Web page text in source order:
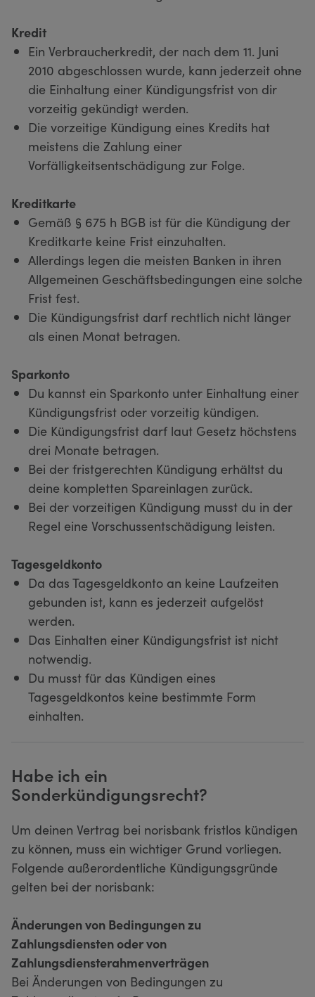
Kredit
Ein Verbraucherkredit, der nach dem 11. Juni
2010 abgeschlossen wurde, kann jederzeit ohne
die Einhaltung einer Kündigungsfrist von dir
vorzeitig gekündigt werden.
Die vorzeitige Kündigung eines Kredits hat
meistens die Zahlung einer
Vorfälligkeitsentschädigung zur Folge.
Kreditkarte
Gemäß § 675 h BGB ist für die Kündigung der
Kreditkarte keine Frist einzuhalten.
Allerdings legen die meisten Banken in ihren
Allgemeinen Geschäftsbedingungen eine solche
Frist fest.
Die Kündigungsfrist darf rechtlich nicht länger
als einen Monat betragen.
Sparkonto
Du kannst ein Sparkonto unter Einhaltung einer
Kündigungsfrist oder vorzeitig kündigen.
Die Kündigungsfrist darf laut Gesetz höchstens
drei Monate betragen.
Bei der fristgerechten Kündigung erhältst du
deine kompletten Spareinlagen zurück.
Bei der vorzeitigen Kündigung musst du in der
Regel eine Vorschussentschädigung leisten.
Tagesgeldkonto
Da das Tagesgeldkonto an keine Laufzeiten
gebunden ist, kann es jederzeit aufgelöst
werden.
Das Einhalten einer Kündigungsfrist ist nicht
notwendig.
Du musst für das Kündigen eines
Tagesgeldkontos keine bestimmte Form
einhalten.
Habe ich ein
Sonderkündigungsrecht?
Um deinen Vertrag bei norisbank fristlos kündigen
zu können, muss ein wichtiger Grund vorliegen.
Folgende außerordentliche Kündigungsgründe
gelten bei der norisbank:
Änderungen von Bedingungen zu
Zahlungsdiensten oder von
Zahlungsdiensterahmenverträgen
Bei Änderungen von Bedingungen zu